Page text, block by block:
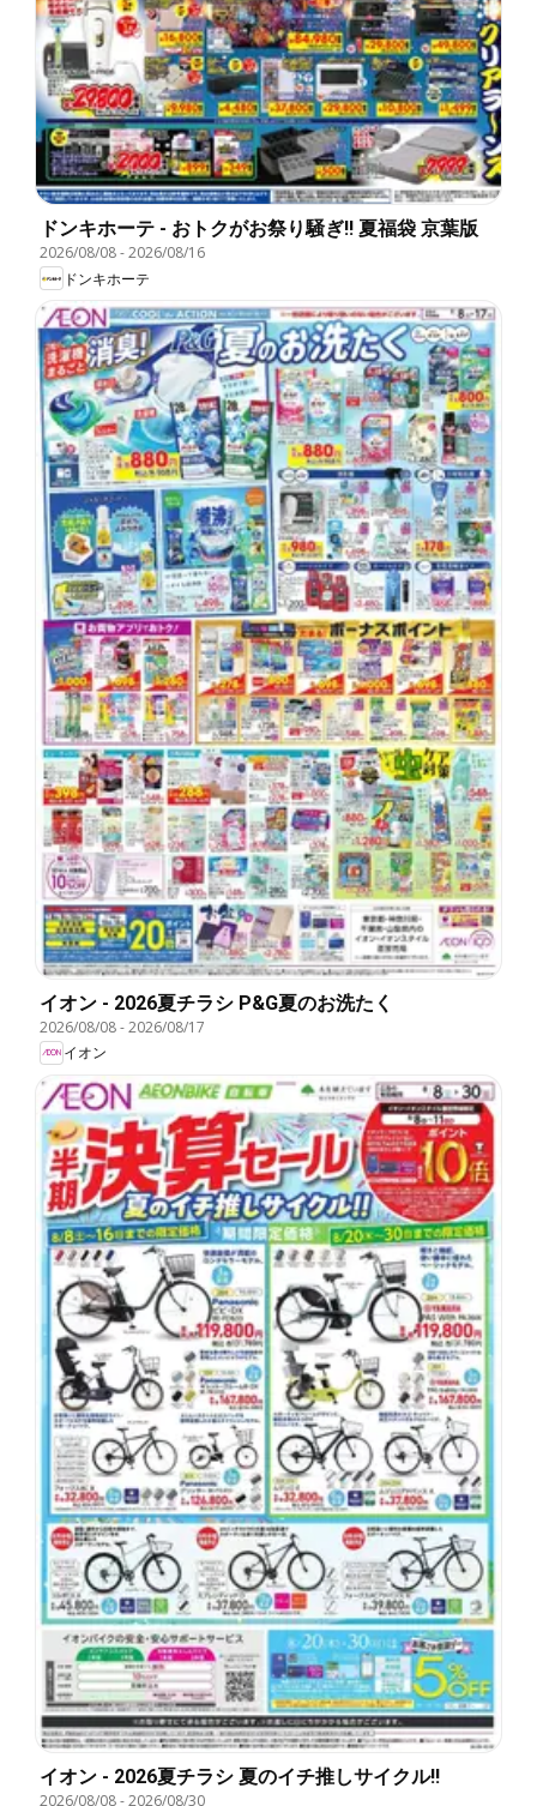
ドンキホーテ - おトクがお祭り騒ぎ!! 夏福袋 京葉版
2026/08/08-2026/08/16
ドンキホーテ
イオン - 2026夏チラシ P&G夏のお洗たく
2026/08/08-2026/08/17
イオン
イオン - 2026夏チラシ 夏のイチ推しサイクル!!
2026/08/08-2026/08/30